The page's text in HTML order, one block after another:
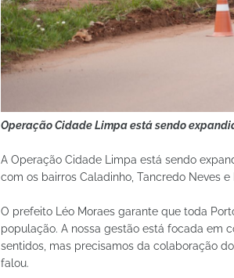
Operação Cidade Limpa está sendo
A Operação Cidade Limpa está sendo
com os bairros Caladinho, Tancredo Neves
O prefeito Léo Moraes garante que toda
população. A nossa gestão está focada em
sentidos, mas precisamos da colaboração
falou.